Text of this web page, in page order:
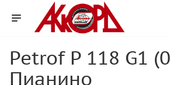
Petrof P 118 G1
Пианино